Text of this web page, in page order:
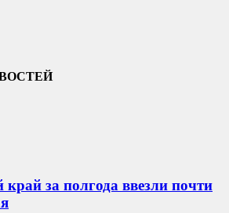
за полгода ввезли почти